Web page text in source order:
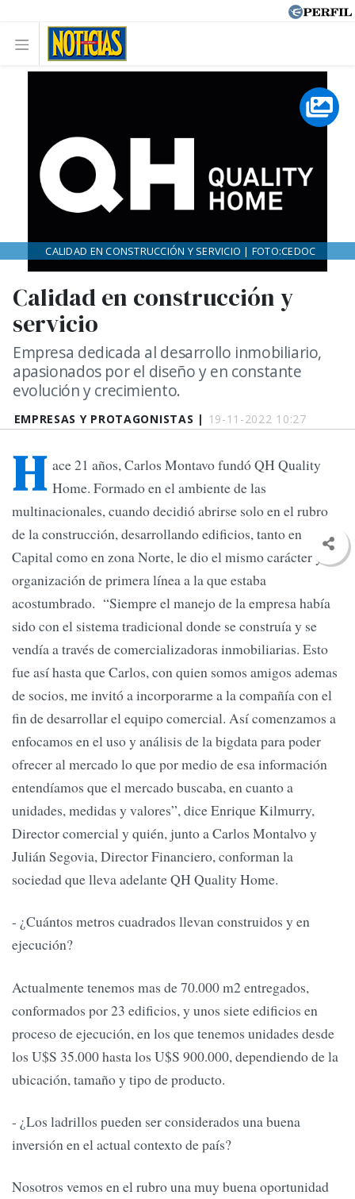
EMPRESAS Y PROTAGONISTAS | 19-11-2022 10:27
Calidad en construcción y
servicio
Empresa dedicada al desarrollo inmobiliario,
apasionados por el diseño y en constante
evolución y crecimiento.
CALIDAD EN CONSTRUCCIÓN Y SERVICIO | FOTO:CEDOC
H ace 21 años, Carlos Montavo fundó QH Quality
Home. Formado en el ambiente de las
multinacionales, cuando decidió abrirse solo en el rubro
de la construcción, desarrollando edificios, tanto en
Capital como en zona Norte, le dio el mismo carácter y
organización de primera línea a la que estaba
acostumbrado. “Siempre el manejo de la empresa había
sido con el sistema tradicional donde se construía y se
vendía a través de comercializadoras inmobiliarias. Esto
fue así hasta que Carlos, con quien somos amigos ademas
de socios, me invitó a incorporarme a la compañía con el
fin de desarrollar el equipo comercial. Así comenzamos a
enfocamos en el uso y análisis de la bigdata para poder
ofrecer al mercado lo que por medio de esa información
entendíamos que el mercado buscaba, en cuanto a
unidades, medidas y valores”, dice Enrique Kilmurry,
Director comercial y quién, junto a Carlos Montalvo y
Julián Segovia, Director Financiero, conforman la
sociedad que lleva adelante QH Quality Home.
- ¿Cuántos metros cuadrados llevan construidos y en
ejecución?
Actualmente tenemos mas de 70.000 m2 entregados,
conformados por 23 edificios, y unos siete edificios en
proceso de ejecución, en los que tenemos unidades desde
los U$S 35.000 hasta los U$S 900.000, dependiendo de la
ubicación, tamaño y tipo de producto.
- ¿Los ladrillos pueden ser considerados una buena
inversión en el actual contexto de país?
Nosotros vemos en el rubro una muy buena oportunidad